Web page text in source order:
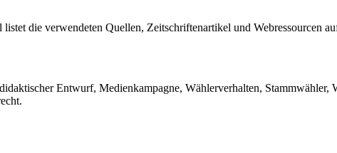
listet die verwendeten Quellen, Zeitschriftenartikel und Webressourcen
Entwurf, Medienkampagne, Wählerverhalten,